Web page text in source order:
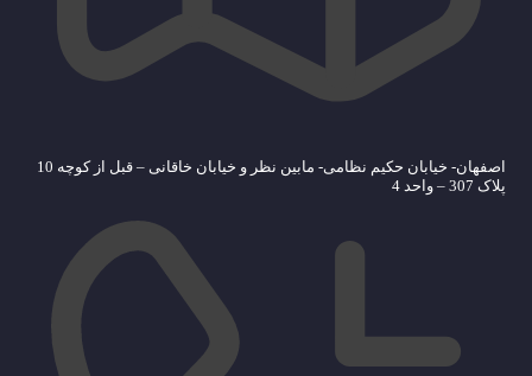
اصفهان- خیابان حکیم نظامی- مابین نظر و خیابان خاقانی – قبل از کوچه 10
پلاک 307 – واحد 4